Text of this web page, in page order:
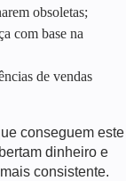
obsoletas;
com base na
de vendas
conseguem este
dinheiro e
consistente.